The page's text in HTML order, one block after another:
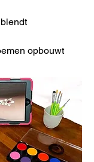
opbouwt